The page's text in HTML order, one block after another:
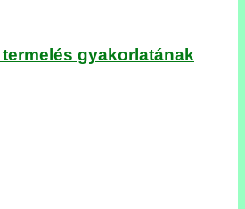
gyakorlatának